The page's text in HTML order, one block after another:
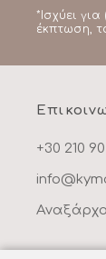
*Ισχύει
έκπτωση,
+30 210